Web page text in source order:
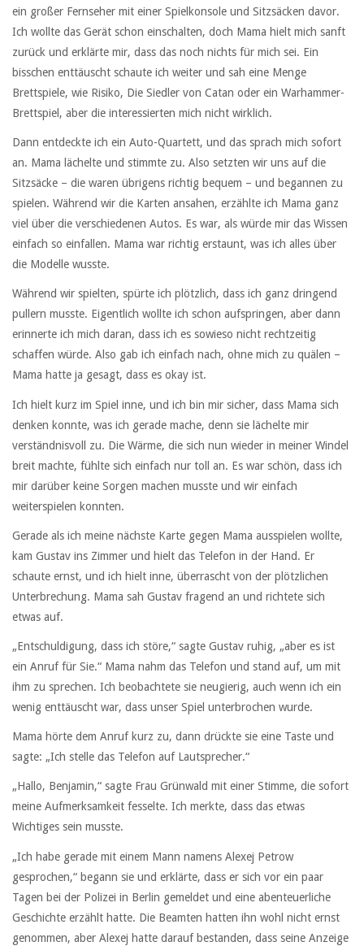
ein großer Fernseher mit einer Spielkonsole und Sitzsäcken davor.
Ich wollte das Gerät schon einschalten, doch Mama hielt mich sanft
zurück und erklärte mir, dass das noch nichts für mich sei. Ein
bisschen enttäuscht schaute ich weiter und sah eine Menge
Brettspiele, wie Risiko, Die Siedler von Catan oder ein Warhammer-
Brettspiel, aber die interessierten mich nicht wirklich.
Dann entdeckte ich ein Auto-Quartett, und das sprach mich sofort
an. Mama lächelte und stimmte zu. Also setzten wir uns auf die
Sitzsäcke – die waren übrigens richtig bequem – und begannen zu
spielen. Während wir die Karten ansahen, erzählte ich Mama ganz
viel über die verschiedenen Autos. Es war, als würde mir das Wissen
einfach so einfallen. Mama war richtig erstaunt, was ich alles über
die Modelle wusste.
Während wir spielten, spürte ich plötzlich, dass ich ganz dringend
pullern musste. Eigentlich wollte ich schon aufspringen, aber dann
erinnerte ich mich daran, dass ich es sowieso nicht rechtzeitig
schaffen würde. Also gab ich einfach nach, ohne mich zu quälen –
Mama hatte ja gesagt, dass es okay ist.
Ich hielt kurz im Spiel inne, und ich bin mir sicher, dass Mama sich
denken konnte, was ich gerade mache, denn sie lächelte mir
verständnisvoll zu. Die Wärme, die sich nun wieder in meiner Windel
breit machte, fühlte sich einfach nur toll an. Es war schön, dass ich
mir darüber keine Sorgen machen musste und wir einfach
weiterspielen konnten.
Gerade als ich meine nächste Karte gegen Mama ausspielen wollte,
kam Gustav ins Zimmer und hielt das Telefon in der Hand. Er
schaute ernst, und ich hielt inne, überrascht von der plötzlichen
Unterbrechung. Mama sah Gustav fragend an und richtete sich
etwas auf.
„Entschuldigung, dass ich störe,“ sagte Gustav ruhig, „aber es ist
ein Anruf für Sie.“ Mama nahm das Telefon und stand auf, um mit
ihm zu sprechen. Ich beobachtete sie neugierig, auch wenn ich ein
wenig enttäuscht war, dass unser Spiel unterbrochen wurde.
Mama hörte dem Anruf kurz zu, dann drückte sie eine Taste und
sagte: „Ich stelle das Telefon auf Lautsprecher.“
„Hallo, Benjamin,“ sagte Frau Grünwald mit einer Stimme, die sofort
meine Aufmerksamkeit fesselte. Ich merkte, dass das etwas
Wichtiges sein musste.
„Ich habe gerade mit einem Mann namens Alexej Petrow
gesprochen,“ begann sie und erklärte, dass er sich vor ein paar
Tagen bei der Polizei in Berlin gemeldet und eine abenteuerliche
Geschichte erzählt hatte. Die Beamten hatten ihn wohl nicht ernst
genommen, aber Alexej hatte darauf bestanden, dass seine Anzeige